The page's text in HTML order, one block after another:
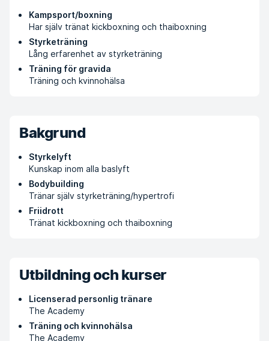
Kampsport/boxning
Har själv tränat kickboxning och thaiboxning
Styrketräning
Lång erfarenhet av styrketräning
Träning för gravida
Träning och kvinnohälsa
Bakgrund
Styrkelyft
Kunskap inom alla baslyft
Bodybuilding
Tränar själv styrketräning/hypertrofi
Friidrott
Tränat kickboxning och thaiboxning
Utbildning och kurser
Licenserad personlig tränare
The Academy
Träning och kvinnohälsa
The Academy